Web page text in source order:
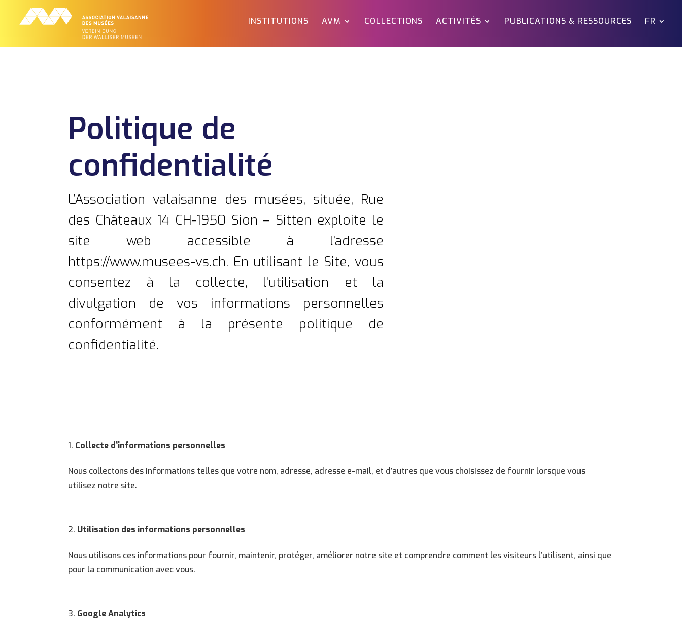
INSTITUTIONS AVM COLLECTIONS ACTIVITÉS PUBLICATIONS & RESSOURCES FR
Politique de
confidentialité
L’Association valaisanne des musées, située, Rue
des Châteaux 14 CH-1950 Sion – Sitten exploite le
site web accessible à l’adresse
https://www.musees-vs.ch. En utilisant le Site, vous
consentez à la collecte, l’utilisation et la
divulgation de vos informations personnelles
conformément à la présente politique de
confidentialité.
Collecte d’informations personnelles
Nous collectons des informations telles que votre nom, adresse, adresse e-mail, et d’autres que vous choisissez de fournir lorsque vous
utilisez notre site.
Utilisation des informations personnelles
Nous utilisons ces informations pour fournir, maintenir, protéger, améliorer notre site et comprendre comment les visiteurs l’utilisent, ainsi que
pour la communication avec vous.
Google Analytics